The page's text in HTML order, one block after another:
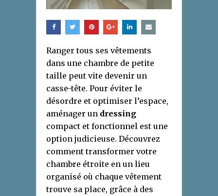
Ranger tous ses vêtements
dans une chambre de petite
taille peut vite devenir un
casse-tête. Pour éviter le
désordre et optimiser l’espace,
aménager un dressing
compact et fonctionnel est une
option judicieuse. Découvrez
comment transformer votre
chambre étroite en un lieu
organisé où chaque vêtement
trouve sa place, grâce à des